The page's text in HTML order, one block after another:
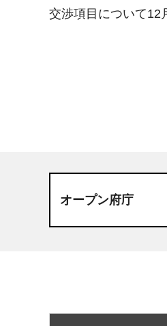
交渉項目について12
オープン府庁